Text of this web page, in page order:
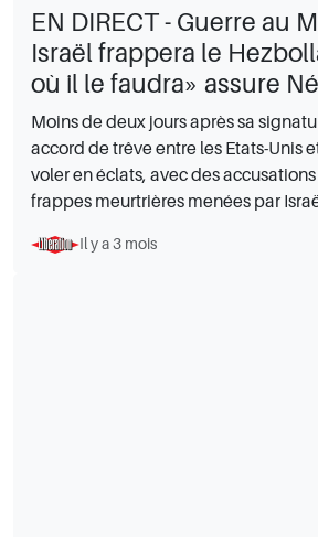
EN DIRECT - Guerre au
Israël frappera le
où il le faudra» assure
Moins de deux jours après sa
accord de trêve entre les Etats-Unis
voler en éclats, avec des
frappes meurtrières menées par
Il y a 3 mois